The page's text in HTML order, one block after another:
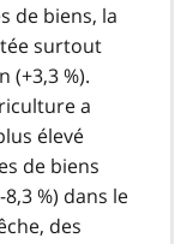
de biens, la
surtout
(+3,3 %).
a
élevé
de biens
%) dans le
des